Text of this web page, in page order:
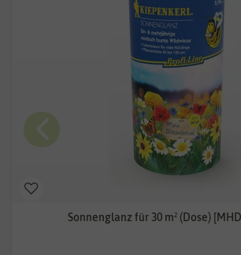
Sonnenglanz für 30 m² (Dose)